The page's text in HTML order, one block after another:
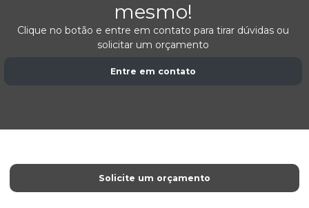
mesmo!
Clique no botão e entre em contato para tirar dúvidas ou
solicitar um orçamento
Entre em contato
Solicite um orçamento